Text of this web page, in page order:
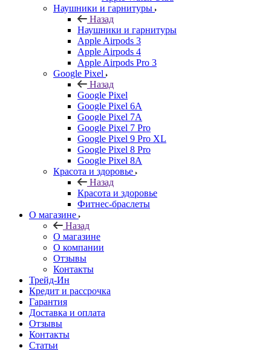
Наушники и гарнитуры
Назад
Наушники и гарнитуры
Apple Airpods 3
Apple Airpods 4
Apple Airpods Pro 3
Google Pixel
Назад
Google Pixel
Google Pixel 6A
Google Pixel 7А
Google Pixel 7 Pro
Google Pixel 9 Pro XL
Google Pixel 8 Pro
Google Pixel 8A
Красота и здоровье
Назад
Красота и здоровье
Фитнес-браслеты
О магазине
Назад
О магазине
О компании
Отзывы
Контакты
Трейд-Ин
Кредит и рассрочка
Гарантия
Доставка и оплата
Отзывы
Контакты
Статьи